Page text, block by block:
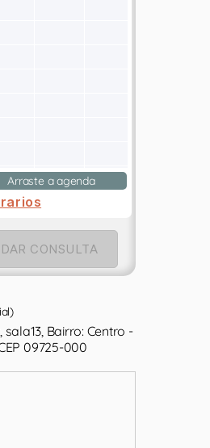
Arraste a agenda
CONSULTA
Bairro: Centro -
09725-000